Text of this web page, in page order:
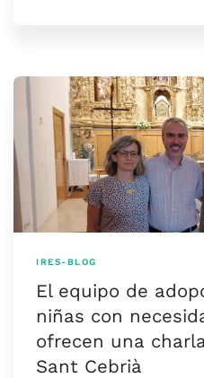
IRES-BLOG
El equipo de
niñas con
ofrecen una
Sant Cebrià